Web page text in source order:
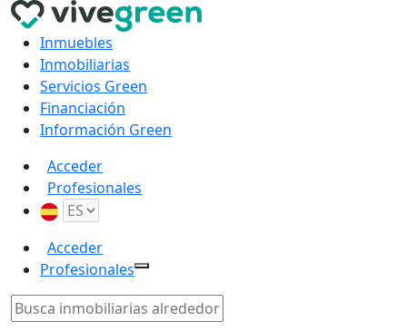
Inmuebles
Inmobiliarias
Servicios Green
Financiación
Información Green
Acceder
Profesionales
Acceder
Profesionales